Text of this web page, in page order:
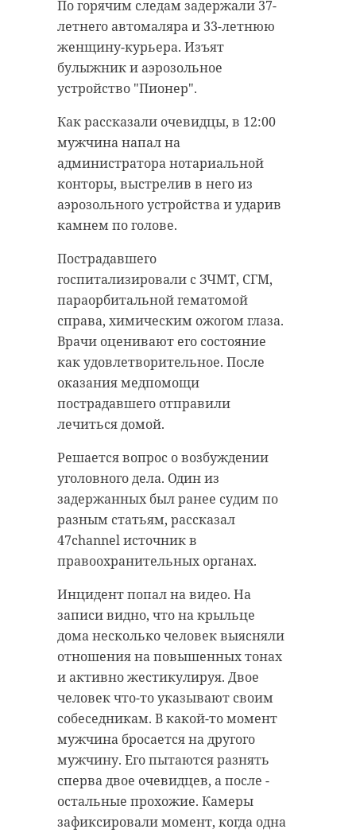
По горячим следам задержали 37-
летнего автомаляра и 33-летнюю
женщину-курьера. Изъят
булыжник и аэрозольное
устройство "Пионер".
Как рассказали очевидцы, в 12:00
мужчина напал на
администратора нотариальной
конторы, выстрелив в него из
аэрозольного устройства и ударив
камнем по голове.
Пострадавшего
госпитализировали с ЗЧМТ, СГМ,
параорбитальной гематомой
справа, химическим ожогом глаза.
Врачи оценивают его состояние
как удовлетворительное. После
оказания медпомощи
пострадавшего отправили
лечиться домой.
Решается вопрос о возбуждении
уголовного дела. Один из
задержанных был ранее судим по
разным статьям, рассказал
47channel источник в
правоохранительных органах.
Инцидент попал на видео. На
записи видно, что на крыльце
дома несколько человек выясняли
отношения на повышенных тонах
и активно жестикулируя. Двое
человек что-то указывают своим
собеседникам. В какой-то момент
мужчина бросается на другого
мужчину. Его пытаются разнять
сперва двое очевидцев, а после -
остальные прохожие. Камеры
зафиксировали момент, когда одна